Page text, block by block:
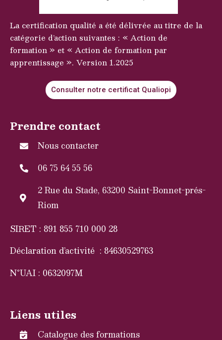
La certification qualité a été délivrée au titre de la
catégorie d’action suivantes : « Action de
formation » et « Action de formation par
apprentissage ». Version 1.2025
Consulter notre certificat Qualiopi
Prendre contact
Nous contacter
06 75 64 55 56
2 Rue du Stade, 63200 Saint-Bonnet-prés-
Riom
SIRET : 891 855 710 000 28
Déclaration d’activité : 84630529763
N°UAI : 0632097M
Liens utiles
Catalogue des formations